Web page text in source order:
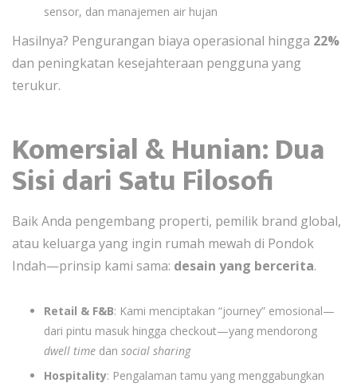
sensor, dan manajemen air hujan
Hasilnya? Pengurangan biaya operasional hingga 22%
dan peningkatan kesejahteraan pengguna yang
terukur.
Komersial & Hunian: Dua
Sisi dari Satu Filosofi
Baik Anda pengembang properti, pemilik brand global,
atau keluarga yang ingin rumah mewah di Pondok
Indah—prinsip kami sama: desain yang bercerita.
Retail & F&B: Kami menciptakan “journey” emosional—
dari pintu masuk hingga checkout—yang mendorong
dwell time dan social sharing
Hospitality: Pengalaman tamu yang menggabungkan